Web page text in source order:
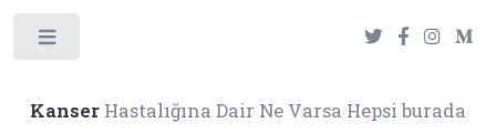
KanserHastalığına Dair Ne Varsa Hepsi burada